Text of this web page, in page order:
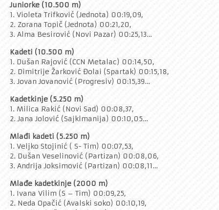
Juniorke (10.500 m)
1. Violeta Trifković (Jednota) 00:19,09,
2. Zorana Topič (Jednota) 00:21,20,
3. Alma Besirović (Novi Pazar) 00:25,13…
Kadeti (10.500 m)
1. Dušan Rajović (CCN Metalac) 00:14,50,
2. Dimitrije Žarković Đolai (Spartak) 00:15,18,
3. Jovan Jovanović (Progresiv) 00:15,39…
Kadetkinje (5.250 m)
1. Milica Rakić (Novi Sad) 00:08,37,
2. Jana Jolović (Sajklmanija) 00:10,05…
Mlađi kadeti (5.250 m)
1. Veljko Stojinić ( S- Tim) 00:07,53,
2. Dušan Veselinović (Partizan) 00:08,06,
3. Andrija Joksimović (Partizan) 00:08,11…
Mlađe kadetkinje (2000 m)
1. Ivana Vilim (S – Tim) 00:09,25,
2. Neda Opačić (Avalski soko) 00:10,19,